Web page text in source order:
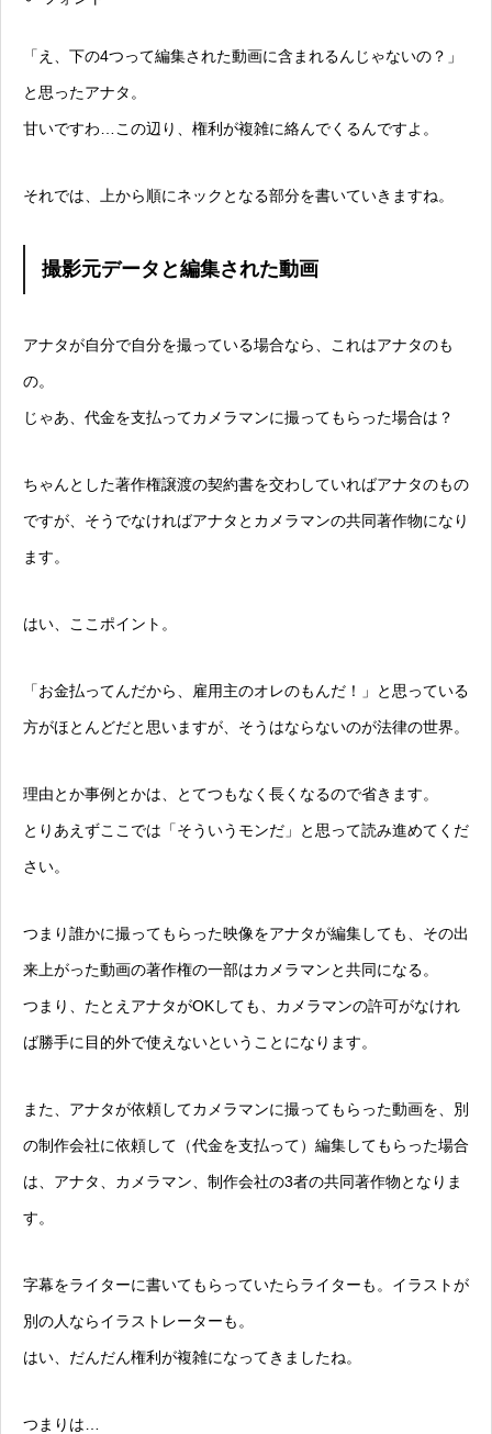
「え、下の4つって編集された動画に含まれるんじゃないの？」
と思ったアナタ。
甘いですわ…この辺り、権利が複雑に絡んでくるんですよ。
それでは、上から順にネックとなる部分を書いていきますね。
撮影元データと編集された動画
アナタが自分で自分を撮っている場合なら、これはアナタのも
の。
じゃあ、代金を支払ってカメラマンに撮ってもらった場合は？
ちゃんとした著作権譲渡の契約書を交わしていればアナタのもの
ですが、そうでなければアナタとカメラマンの共同著作物になり
ます。
はい、ここポイント。
「お金払ってんだから、雇用主のオレのもんだ！」と思っている
方がほとんどだと思いますが、そうはならないのが法律の世界。
理由とか事例とかは、とてつもなく長くなるので省きます。
とりあえずここでは「そういうモンだ」と思って読み進めてくだ
さい。
つまり誰かに撮ってもらった映像をアナタが編集しても、その出
来上がった動画の著作権の一部はカメラマンと共同になる。
つまり、たとえアナタがOKしても、カメラマンの許可がなけれ
ば勝手に目的外で使えないということになります。
また、アナタが依頼してカメラマンに撮ってもらった動画を、別
の制作会社に依頼して（代金を支払って）編集してもらった場合
は、アナタ、カメラマン、制作会社の3者の共同著作物となりま
す。
字幕をライターに書いてもらっていたらライターも。イラストが
別の人ならイラストレーターも。
はい、だんだん権利が複雑になってきましたね。
つまりは…